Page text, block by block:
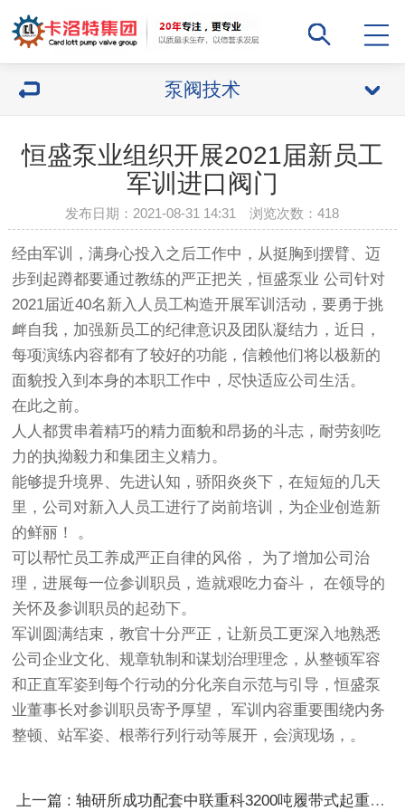
泵阀技术
恒盛泵业组织开展2021届新员工
军训进口阀门
发布日期：2021-08-31 14:31 浏览次数：418
经由军训，满身心投入之后工作中，从挺胸到摆臂、迈
步到起蹲都要通过教练的严正把关，恒盛泵业 公司针对
2021届近40名新入人员工构造开展军训活动，要勇于挑
衅自我，加强新员工的纪律意识及团队凝结力，近日，
每项演练内容都有了较好的功能，信赖他们将以极新的
面貌投入到本身的本职工作中，尽快适应公司生活。
在此之前。
人人都贯串着精巧的精力面貌和昂扬的斗志，耐劳刻吃
力的执拗毅力和集团主义精力。
能够提升境界、先进认知，骄阳炎炎下，在短短的几天
里，公司对新入人员工进行了岗前培训，为企业创造新
的鲜丽！ 。
可以帮忙员工养成严正自律的风俗， 为了增加公司治
理，进展每一位参训职员，造就艰吃力奋斗， 在领导的
关怀及参训职员的起劲下。
军训圆满结束，教官十分严正，让新员工更深入地熟悉
公司企业文化、规章轨制和谋划治理理念，从整顿军容
和正直军姿到每个行动的分化亲自示范与引导，恒盛泵
业董事长对参训职员寄予厚望， 军训内容重要围绕内务
整顿、站军姿、根蒂行列行动等展开，会演现场，。
上一篇 : 轴研所成功配套中联重科3200吨履带式起重机进口水泵